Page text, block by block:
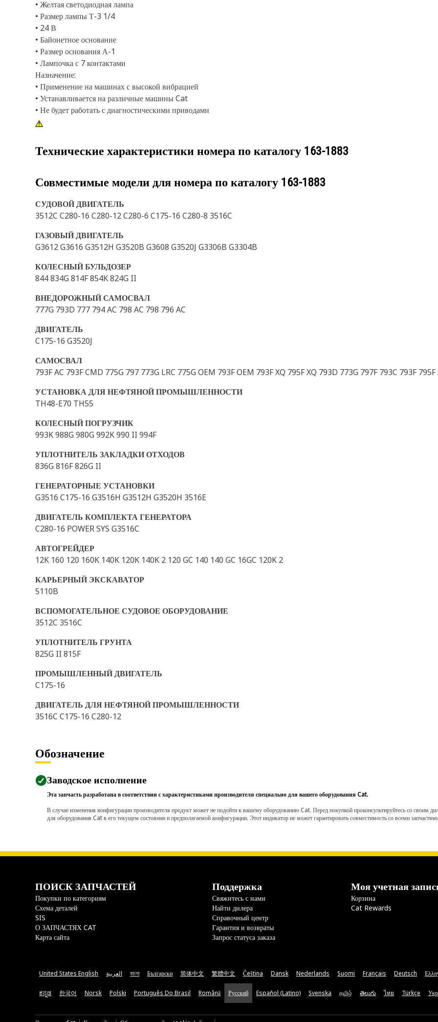
• Желтая светодиодная лампа
• Размер лампы Т-3 1/4
• 24 В
• Байонетное основание
• Размер основания А-1
• Лампочка с 7 контактами
Назначение:
• Применение на машинах с высокой вибрацией
• Устанавливается на различные машины Cat
• Не будет работать с диагностическими приводами
Технические характеристики номера по каталогу 163-1883
Совместимые модели для номера по каталогу 163-1883
СУДОВОЙ ДВИГАТЕЛЬ
3512C C280-16 C280-12 C280-6 C175-16 C280-8 3516C
ГАЗОВЫЙ ДВИГАТЕЛЬ
G3612 G3616 G3512H G3520B G3608 G3520J G3306B G3304B
КОЛЕСНЫЙ БУЛЬДОЗЕР
844 834G 814F 854K 824G II
ВНЕДОРОЖНЫЙ САМОСВАЛ
777G 793D 777 794 AC 798 AC 798 796 AC
ДВИГАТЕЛЬ
C175-16 G3520J
САМОСВАЛ
793F AC 793F CMD 775G 797 773G LRC 775G OEM 793F OEM 793F XQ 795F XQ 793D 773G 797F 793C 793F
УСТАНОВКА ДЛЯ НЕФТЯНОЙ ПРОМЫШЛЕННОСТИ
TH48-E70 TH55
КОЛЕСНЫЙ ПОГРУЗЧИК
993K 988G 980G 992K 990 II 994F
УПЛОТНИТЕЛЬ ЗАКЛАДКИ ОТХОДОВ
836G 816F 826G II
ГЕНЕРАТОРНЫЕ УСТАНОВКИ
G3516 C175-16 G3516H G3512H G3520H 3516E
ДВИГАТЕЛЬ КОМПЛЕКТА ГЕНЕРАТОРА
C280-16 POWER SYS G3516C
АВТОГРЕЙДЕР
12K 160 120 160K 140K 120K 140K 2 120 GC 140 140 GC 16GC 120K 2
КАРЬЕРНЫЙ ЭКСКАВАТОР
5110B
ВСПОМОГАТЕЛЬНОЕ СУДОВОЕ ОБОРУДОВАНИЕ
3512C 3516C
УПЛОТНИТЕЛЬ ГРУНТА
825G II 815F
ПРОМЫШЛЕННЫЙ ДВИГАТЕЛЬ
C175-16
ДВИГАТЕЛЬ ДЛЯ НЕФТЯНОЙ ПРОМЫШЛЕННОСТИ
3516C C175-16 C280-12
Обозначение
Заводское исполнение
Эта запчасть разработана в соответствии с характеристиками производителя специально для вашего оборудования Cat.
В случае изменения конфигурации производителя продукт может не подойти к вашему оборудованию Cat. Перед покупкой проконсультируйтесь со своим
для оборудования Cat в его текущем состоянии и предполагаемой конфигурации. Этот индикатор не может гарантировать совместимость со всеми
ПОИСК ЗАПЧАСТЕЙ
Покупки по категориям
Схема деталей
SIS
О ЗАПЧАСТЯХ CAT
Карта сайта
Поддержка
Свяжитесь с нами
Найти дилера
Справочный центр
Гарантия и возвраты
Запрос статуса заказа
Моя учетная
Корзина
Cat Rewards
United States English العربية বাংলা Български 简体中文 繁體中文 Čeština Dansk Nederlands Suomi Français Deutsch
ಕನ್ನಡ 한국어 Norsk Polski Português Do Brasil Română Русский Español (Latino) Svenska தமிழ் తెలుగు ไทย Türkçe